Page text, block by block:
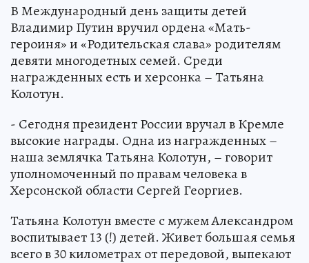
В Международный день защиты детей
Владимир Путин вручил ордена «Мать-
героиня» и «Родительская слава» родителям
девяти многодетных семей. Среди
награжденных есть и херсонка – Татьяна
Колотун.
- Сегодня президент России вручал в Кремле
высокие награды. Одна из награжденных –
наша землячка Татьяна Колотун, – говорит
уполномоченный по правам человека в
Херсонской области Сергей Георгиев.
Татьяна Колотун вместе с мужем Александром
воспитывает 13 (!) детей. Живет большая семья
всего в 30 километрах от передовой, выпекают